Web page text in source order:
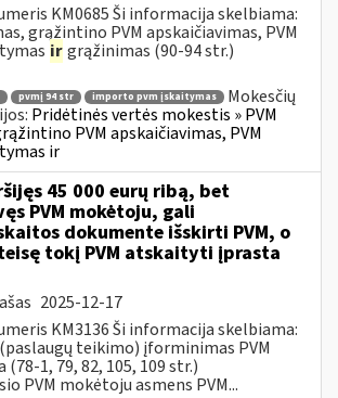
KM0685 Ši informacija skelbiama:
grąžintino PVM apskaičiavimas, PVM
irgrąžinimas (90-94 str.)
pvmį 94 str importo pvm įskaitymas
Mokesčių
Pridėtinės vertės mokestis » PVM
PVM apskaičiavimas, PVM
ir
45 000 eurų ribą, bet
PVM mokėtoju, gali
dokumente išskirti PVM, o
tokį PVM atskaityti įprasta
2025-12-17
KM3136 Ši informacija skelbiama:
teikimo) įforminimas PVM
1, 79, 82, 105, 109 str.)
PVM mokėtoju asmens PVM...